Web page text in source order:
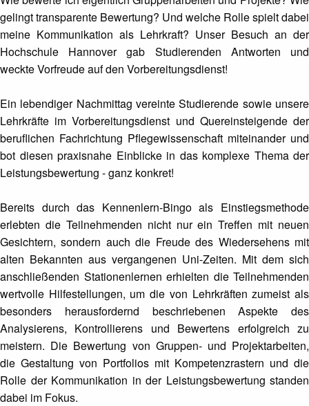
gelingt transparente Bewertung? Und welche Rolle spielt dabei
meine Kommunikation als Lehrkraft? Unser Besuch an der
Hochschule Hannover gab Studierenden Antworten und
weckte Vorfreude auf den Vorbereitungsdienst!
Ein lebendiger Nachmittag vereinte Studierende sowie unsere
Lehrkräfte im Vorbereitungsdienst und Quereinsteigende der
beruflichen Fachrichtung Pflegewissenschaft miteinander und
bot diesen praxisnahe Einblicke in das komplexe Thema der
Leistungsbewertung - ganz konkret!
Bereits durch das Kennenlern-Bingo als Einstiegsmethode
erlebten die Teilnehmenden nicht nur ein Treffen mit neuen
Gesichtern, sondern auch die Freude des Wiedersehens mit
alten Bekannten aus vergangenen Uni-Zeiten. Mit dem sich
anschließenden Stationenlernen erhielten die Teilnehmenden
wertvolle Hilfestellungen, um die von Lehrkräften zumeist als
besonders herausfordernd beschriebenen Aspekte des
Analysierens, Kontrollierens und Bewertens erfolgreich zu
meistern. Die Bewertung von Gruppen- und Projektarbeiten,
die Gestaltung von Portfolios mit Kompetenzrastern und die
Rolle der Kommunikation in der Leistungsbewertung standen
dabei im Fokus.